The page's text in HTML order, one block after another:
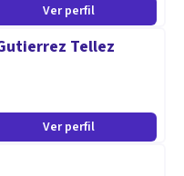
Ver perfil
Tellez
Ver perfil